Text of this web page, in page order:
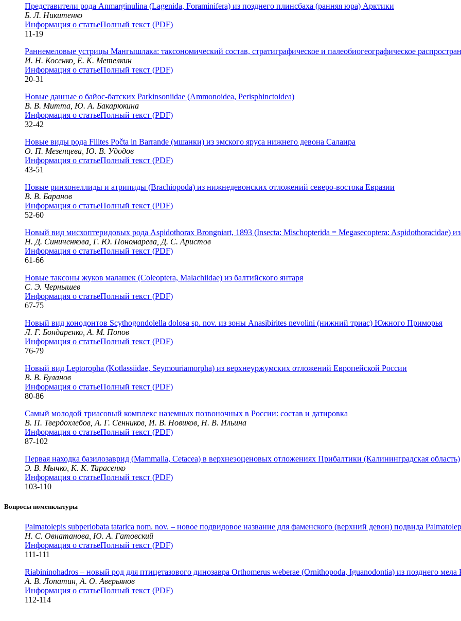
Представители рода Anmarginulina (Lagenida, Foraminifera) из позднего плинсбаха (ранняя юра) Арктики
Б. Л. Никитенко
Информация о статьеПолный текст (PDF)
11-19
Раннемеловые устрицы Мангышлака: таксономический состав, стратиграфическое и палеобиогеографическое
И. Н. Косенко, Е. К. Метелкин
Информация о статьеПолный текст (PDF)
20-31
Новые данные о байос-батских Parkinsoniidae (Ammonoidea, Perisphinctoidea)
В. В. Митта, Ю. А. Бакарюкина
Информация о статьеПолный текст (PDF)
32-42
Новые виды рода Filites Počta in Barrande (мшанки) из эмского яруса нижнего девона Салаира
О. П. Мезенцева, Ю. В. Удодов
Информация о статьеПолный текст (PDF)
43-51
Новые ринхонеллиды и атрипиды (Brachiopoda) из нижнедевонских отложений северо-востока Евразии
В. В. Баранов
Информация о статьеПолный текст (PDF)
52-60
Новый вид мисхоптеридовых рода Aspidothorax Brongniart, 1893 (Insecta: Mischopterida = Megasecoptera: Aspidothoracidae)
Н. Д. Синиченкова, Г. Ю. Пономарева, Д. С. Аристов
Информация о статьеПолный текст (PDF)
61-66
Новые таксоны жуков малашек (Coleoptera, Malachiidae) из балтийского янтаря
С. Э. Чернышев
Информация о статьеПолный текст (PDF)
67-75
Новый вид конодонтов Scythogondolella dolosa sp. nov. из зоны Anasibirites nevolini (нижний триас) Южного Приморья
Л. Г. Бондаренко, А. М. Попов
Информация о статьеПолный текст (PDF)
76-79
Новый вид Leptoropha (Kotlassiidae, Seymouriamorpha) из верхнеуржумских отложений Европейской России
В. В. Буланов
Информация о статьеПолный текст (PDF)
80-86
Самый молодой триасовый комплекс наземных позвоночных в России: состав и датировка
В. П. Твердохлебов, А. Г. Сенников, И. В. Новиков, Н. В. Ильина
Информация о статьеПолный текст (PDF)
87-102
Первая находка базилозаврид (Mammalia, Cetacea) в верхнеэоценовых отложениях Прибалтики (Калининградская область)
Э. В. Мычко, К. К. Тарасенко
Информация о статьеПолный текст (PDF)
103-110
Вопросы номенклатуры
Palmatolepis subperlobata tatarica nom. nov. – новое подвидовое название для фаменского (верхний девон) подвида
Н. С. Овнатанова, Ю. А. Гатовский
Информация о статьеПолный текст (PDF)
111-111
Riabininohadros – новый род для птицетазового динозавра Orthomerus weberae (Ornithopoda, Iguanodontia) из позднего
А. В. Лопатин, А. О. Аверьянов
Информация о статьеПолный текст (PDF)
112-114